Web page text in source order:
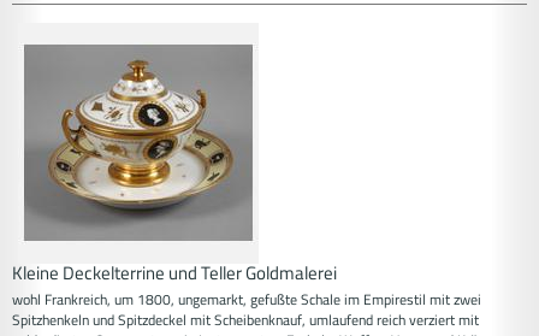
Kleine Deckelterrine und Teller Goldmalerei
wohl Frankreich, um 1800, ungemarkt, gefußte Schale im Empirestil mit zwei
Spitzhenkeln und Spitzdeckel mit Scheibenknauf, umlaufend reich verziert mit